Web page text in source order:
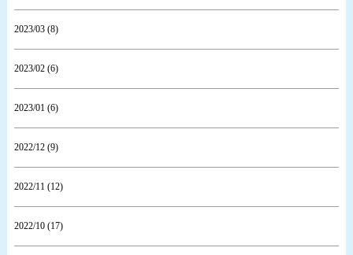
2023/03 (8)
2023/02 (6)
2023/01 (6)
2022/12 (9)
2022/11 (12)
2022/10 (17)